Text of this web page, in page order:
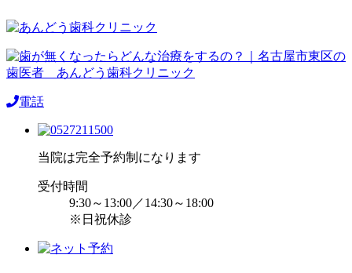
電話
当院は完全予約制になります
受付時間
9:30～13:00／14:30～18:00
※日祝休診